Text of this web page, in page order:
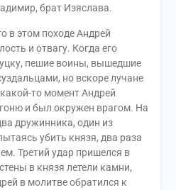
брат Изяслава.
в этом походе Андрей
и отвагу. Когда его
пешие воины, вышедшие
но вскоре лучане
то момент Андрей
и был окружен врагом. На
дружинника, один из
убить князя, два раза
Третий удар пришелся в
в князя летели камни,
в молитве обратился к